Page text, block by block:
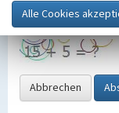
Grafik ein
Abbrechen